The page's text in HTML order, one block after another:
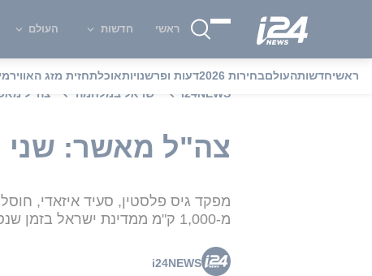
ראשי חדשות העולם
ראשיחדשותהעולםבחירות 2026 דעות ופרשנויותאוכלתחזית מזג האוויר
i24NEWS
ישראל במלחמה צה"ל
צה"ל מאשר: שני
מפקד גיס פלסטין, סעיד איזאדי,
מ-1,000 ק"מ ממדינת ישראל בזמן שנסע במערב איראן
i24NEWS